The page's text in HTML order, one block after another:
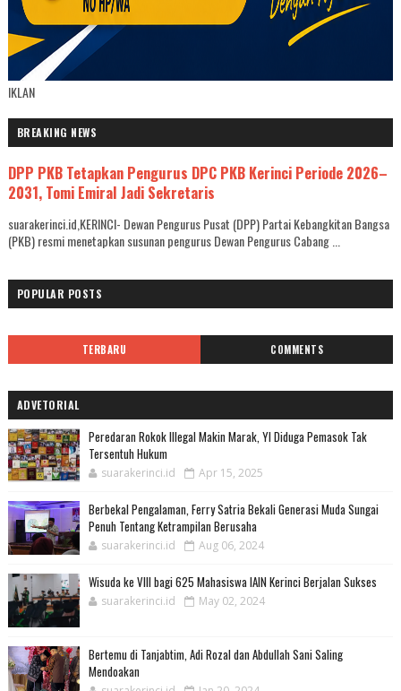
IKLAN
BREAKING NEWS
DPP PKB Tetapkan Pengurus DPC PKB Kerinci Periode 2026–
2031, Tomi Emiral Jadi Sekretaris
suarakerinci.id,KERINCI- Dewan Pengurus Pusat (DPP) Partai Kebangkitan Bangsa
(PKB) resmi menetapkan susunan pengurus Dewan Pengurus Cabang ...
POPULAR POSTS
TERBARU COMMENTS
ADVETORIAL
Peredaran Rokok Illegal Makin Marak, YI Diduga Pemasok Tak
Tersentuh Hukum
suarakerinci.id Apr 15, 2025
Berbekal Pengalaman, Ferry Satria Bekali Generasi Muda Sungai
Penuh Tentang Ketrampilan Berusaha
suarakerinci.id Aug 06, 2024
Wisuda ke VIII bagi 625 Mahasiswa IAIN Kerinci Berjalan Sukses
suarakerinci.id May 02, 2024
Bertemu di Tanjabtim, Adi Rozal dan Abdullah Sani Saling
Mendoakan